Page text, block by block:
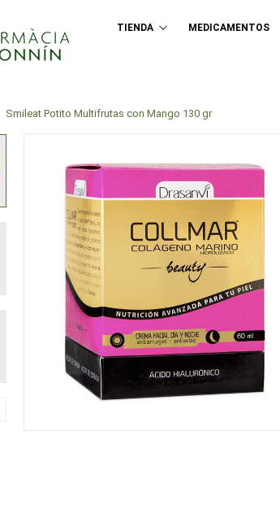
TIENDA MEDICAMENTOS
Smileat Potito Multifrutas con Mango 130 gr